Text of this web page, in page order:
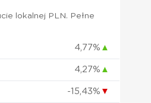
lokalnej PLN. Pełne
4,77% ▲
4,27% ▲
-15,43% ▼